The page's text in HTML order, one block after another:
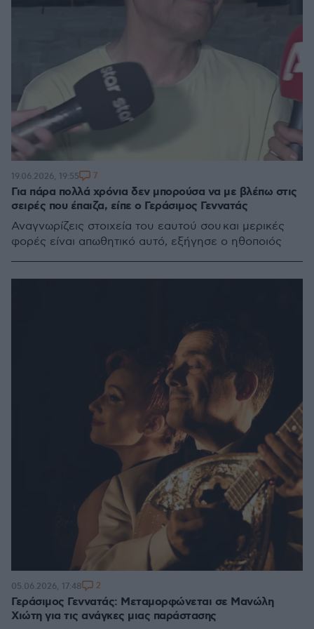
Για πάρα πολλά χρόνια δεν μπορούσα να με βλέπω στις
σειρές που έπαιζα, είπε ο Γεράσιμος Γεννατάς
Αναγνωρίζεις στοιχεία του εαυτού σου και μερικές
φορές είναι απωθητικό αυτό, εξήγησε ο ηθοποιός
19.06.2026, 19:55 7
Γεράσιμος Γεννατάς: Μεταμορφώνεται σε Μανώλη
Χιώτη για τις ανάγκες μιας παράστασης
05.06.2026, 17:48 2